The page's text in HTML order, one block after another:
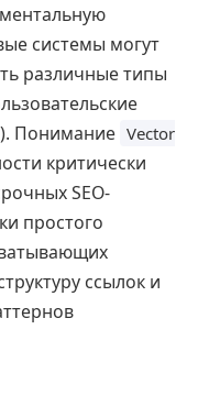
системы могут
различные типы
Понимание Vector
критически
SEO-
простого
ссылок и